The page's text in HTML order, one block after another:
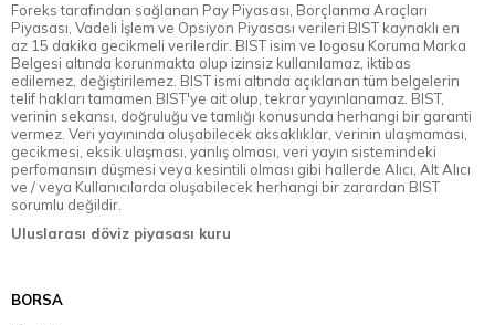
Foreks tarafından sağlanan Pay Piyasası, Borçlanma Araçları
Piyasası, Vadeli İşlem ve Opsiyon Piyasası verileri BIST kaynaklı en
az 15 dakika gecikmeli verilerdir. BIST isim ve logosu Koruma Marka
Belgesi altında korunmakta olup izinsiz kullanılamaz, iktibas
edilemez, değiştirilemez. BIST ismi altında açıklanan tüm belgelerin
telif hakları tamamen BIST'ye ait olup, tekrar yayınlanamaz. BIST,
verinin sekansı, doğruluğu ve tamlığı konusunda herhangi bir garanti
vermez. Veri yayınında oluşabilecek aksaklıklar, verinin ulaşmaması,
gecikmesi, eksik ulaşması, yanlış olması, veri yayın sistemindeki
perfomansın düşmesi veya kesintili olması gibi hallerde Alıcı, Alt Alıcı
ve / veya Kullanıcılarda oluşabilecek herhangi bir zarardan BIST
sorumlu değildir.
Uluslarası döviz piyasası kuru
BORSA